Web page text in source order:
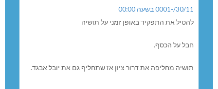
30/11/-0001 בשעה 00:00
להטיל את התפקיד באופן זמני על תושיה
חבל על הכסף.
תושיה מחליפה את דרור ציון אז שתחליף גם את יובל אבגד.